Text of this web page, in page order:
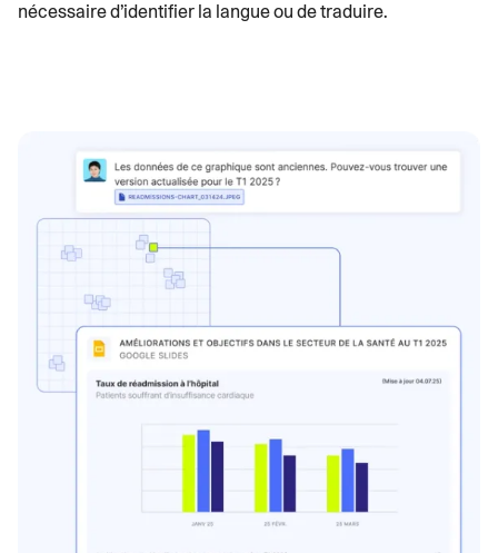
nécessaire d’identifier la langue ou de traduire.